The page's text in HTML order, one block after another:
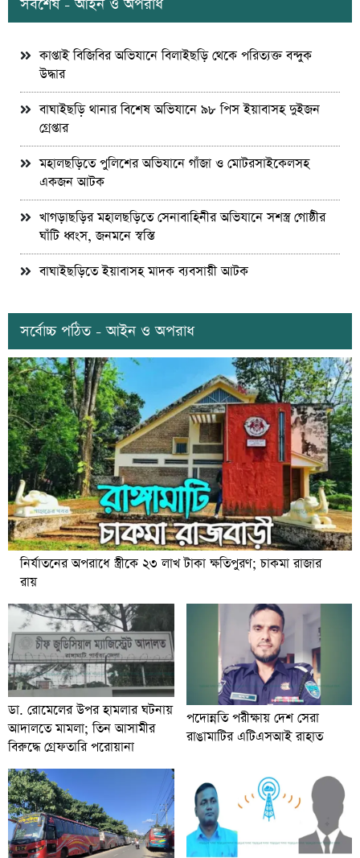
সর্বশেষ - আইন ও অপরাধ
কাপ্তাই বিজিবির অভিযানে বিলাইছড়ি থেকে পরিত্যক্ত বন্দুক
উদ্ধার
বাঘাইছড়ি থানার বিশেষ অভিযানে ৯৮ পিস ইয়াবাসহ দুইজন
গ্রেপ্তার
মহালছড়িতে পুলিশের অভিযানে গাঁজা ও মোটরসাইকেলসহ
একজন আটক
খাগড়াছড়ির মহালছড়িতে সেনাবাহিনীর অভিযানে সশস্ত্র গোষ্ঠীর
ঘাঁটি ধ্বংস, জনমনে স্বস্তি
বাঘাইছড়িতে ইয়াবাসহ মাদক ব্যবসায়ী আটক
সর্বোচ্চ পঠিত - আইন ও অপরাধ
নির্যাতনের অপরাধে স্ত্রীকে ২৩ লাখ টাকা ক্ষতিপুরণ; চাকমা রাজার
রায়
ডা. রোমেলের উপর হামলার ঘটনায়
আদালতে মামলা; তিন আসামীর
বিরুদ্ধে গ্রেফতারি পরোয়ানা
পদোন্নতি পরীক্ষায় দেশ সেরা
রাঙামাটির এটিএসআই রাহাত